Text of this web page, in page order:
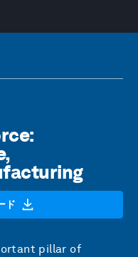
ド
pillar of